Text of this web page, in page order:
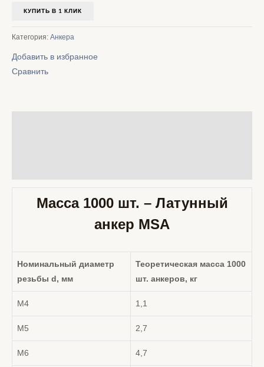
КУПИТЬ В 1 КЛИК
Категория: Анкера
Добавить в избранное
Сравнить
Масса 1000 шт. – Латунный
анкер MSA
Номинальный диаметр
резьбы d, мм
Теоретическая масса 1000
шт. анкеров, кг
М4 1,1
М5 2,7
М6 4,7